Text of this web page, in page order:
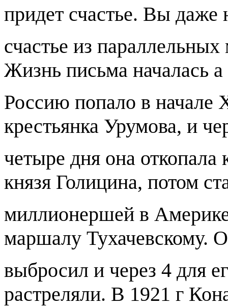
придет счастье. Вы даже
счастье из
Жизнь письма началась
Россию попало в начале
крестьянка Урумова, и
четыре дня она
князя Голицина, потом
миллионершей в
маршалу Тухачевскому.
выбросил и через 4 для
растреляли. В 1921 г